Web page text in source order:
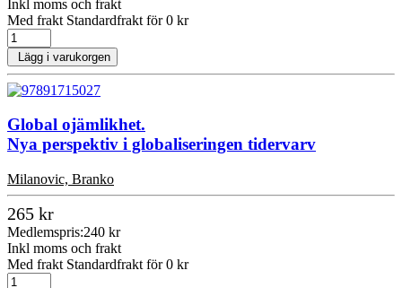
Inkl moms och frakt
Med frakt Standardfrakt för 0 kr
Lägg i varukorgen
Global ojämlikhet.
Nya perspektiv i globaliseringen tidervarv
Milanovic, Branko
265 kr
Medlemspris:240 kr
Inkl moms och frakt
Med frakt Standardfrakt för 0 kr